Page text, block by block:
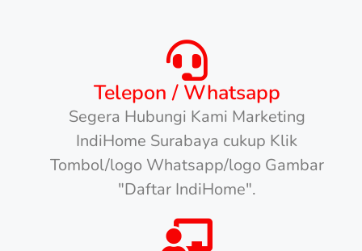
Telepon / Whatsapp
Segera Hubungi Kami Marketing
IndiHome Surabaya cukup Klik
Tombol/logo Whatsapp/logo Gambar
"Daftar IndiHome".